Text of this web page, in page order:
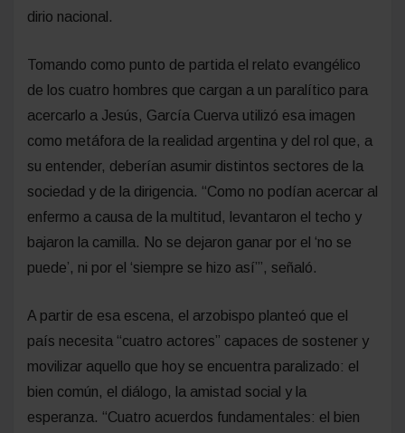
dirio nacional.
Tomando como punto de partida el relato evangélico
de los cuatro hombres que cargan a un paralítico para
acercarlo a Jesús, García Cuerva utilizó esa imagen
como metáfora de la realidad argentina y del rol que, a
su entender, deberían asumir distintos sectores de la
sociedad y de la dirigencia. “Como no podían acercar al
enfermo a causa de la multitud, levantaron el techo y
bajaron la camilla. No se dejaron ganar por el ‘no se
puede’, ni por el ‘siempre se hizo así’”, señaló.
A partir de esa escena, el arzobispo planteó que el
país necesita “cuatro actores” capaces de sostener y
movilizar aquello que hoy se encuentra paralizado: el
bien común, el diálogo, la amistad social y la
esperanza. “Cuatro acuerdos fundamentales: el bien